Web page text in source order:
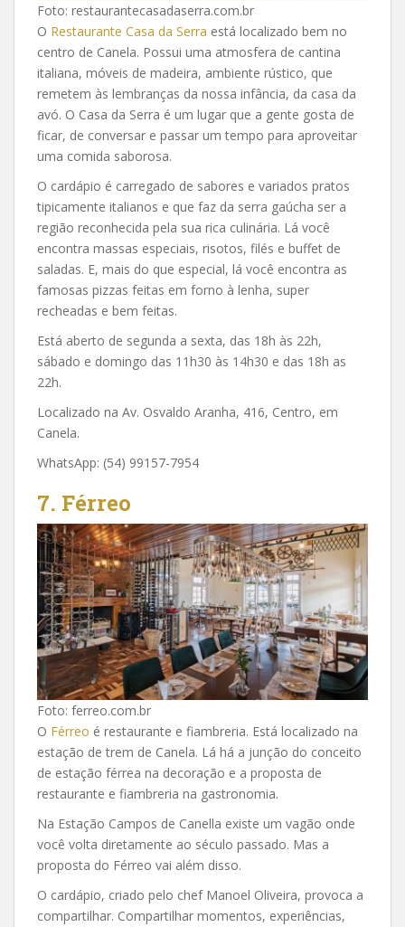
Foto: restaurantecasadaserra.com.br
O Restaurante Casa da Serra está localizado bem no
centro de Canela. Possui uma atmosfera de cantina
italiana, móveis de madeira, ambiente rústico, que
remetem às lembranças da nossa infância, da casa da
avó. O Casa da Serra é um lugar que a gente gosta de
ficar, de conversar e passar um tempo para aproveitar
uma comida saborosa.
O cardápio é carregado de sabores e variados pratos
tipicamente italianos e que faz da serra gaúcha ser a
região reconhecida pela sua rica culinária. Lá você
encontra massas especiais, risotos, filés e buffet de
saladas. E, mais do que especial, lá você encontra as
famosas pizzas feitas em forno à lenha, super
recheadas e bem feitas.
Está aberto de segunda a sexta, das 18h às 22h,
sábado e domingo das 11h30 às 14h30 e das 18h as
22h.
Localizado na Av. Osvaldo Aranha, 416, Centro, em
Canela.
WhatsApp: (54) 99157-7954
7. Férreo
Foto: ferreo.com.br
O Férreo é restaurante e fiambreria. Está localizado na
estação de trem de Canela. Lá há a junção do conceito
de estação férrea na decoração e a proposta de
restaurante e fiambreria na gastronomia.
Na Estação Campos de Canella existe um vagão onde
você volta diretamente ao século passado. Mas a
proposta do Férreo vai além disso.
O cardápio, criado pelo chef Manoel Oliveira, provoca a
compartilhar. Compartilhar momentos, experiências,